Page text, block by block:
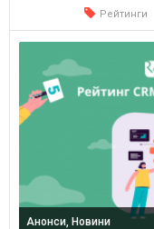
Рейтинги
Анонси, Новини